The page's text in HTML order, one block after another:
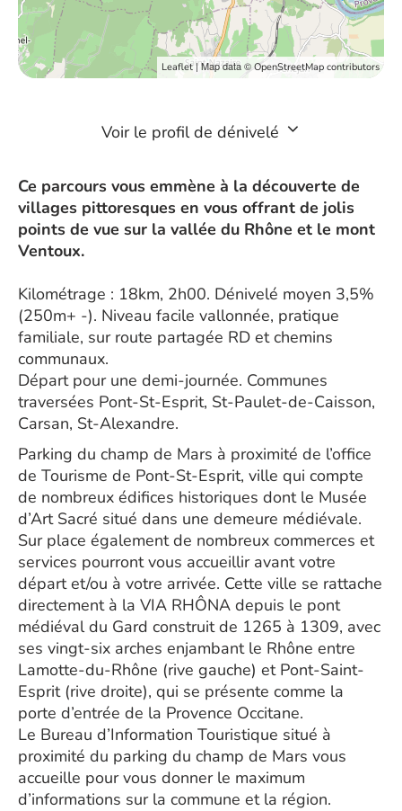
Leaflet| Map data © OpenStreetMap contributors
Voir le profil de dénivelé
Ce parcours vous emmène à la découverte de
villages pittoresques en vous offrant de jolis
points de vue sur la vallée du Rhône et le mont
Ventoux.
Kilométrage : 18km, 2h00. Dénivelé moyen 3,5%
(250m+ -). Niveau facile vallonnée, pratique
familiale, sur route partagée RD et chemins
communaux.
Départ pour une demi-journée. Communes
traversées Pont-St-Esprit, St-Paulet-de-Caisson,
Carsan, St-Alexandre.
Parking du champ de Mars à proximité de l’office
de Tourisme de Pont-St-Esprit, ville qui compte
de nombreux édifices historiques dont le Musée
d’Art Sacré situé dans une demeure médiévale.
Sur place également de nombreux commerces et
services pourront vous accueillir avant votre
départ et/ou à votre arrivée. Cette ville se rattache
directement à la VIA RHÔNA depuis le pont
médiéval du Gard construit de 1265 à 1309, avec
ses vingt-six arches enjambant le Rhône entre
Lamotte-du-Rhône (rive gauche) et Pont-Saint-
Esprit (rive droite), qui se présente comme la
porte d’entrée de la Provence Occitane.
Le Bureau d’Information Touristique situé à
proximité du parking du champ de Mars vous
accueille pour vous donner le maximum
d’informations sur la commune et la région.